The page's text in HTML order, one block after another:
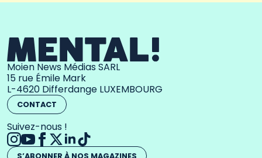
Moien News Médias SARL
15 rue Émile Mark
L-4620 Differdange LUXEMBOURG
CONTACT
Suivez-nous !